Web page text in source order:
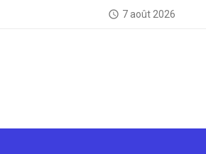
access_time 7 août 2026